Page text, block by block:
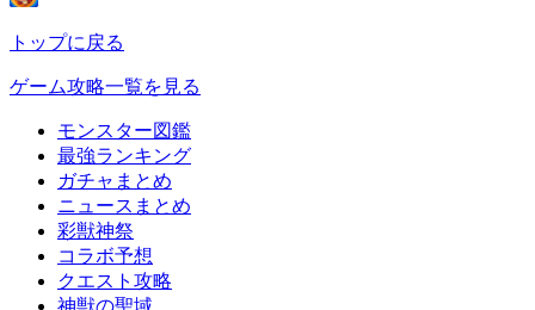
トップに戻る
ゲーム攻略一覧を見る
モンスター図鑑
最強ランキング
ガチャまとめ
ニュースまとめ
彩獣神祭
コラボ予想
クエスト攻略
神獣の聖域